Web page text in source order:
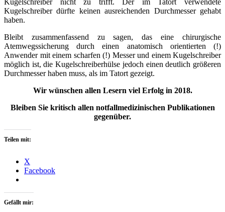
Kugelschreiber dürfte keinen ausreichenden Durchmesser gehabt
haben.
Bleibt zusammenfassend zu sagen, das eine chirurgische
Atemwegssicherung durch einen anatomisch orientierten (!)
Anwender mit einem scharfen (!) Messer und einem Kugelschreiber
möglich ist, die Kugelschreiberhülse jedoch einen deutlich größeren
Durchmesser haben muss, als im Tatort gezeigt.
Wir wünschen allen Lesern viel Erfolg in 2018.
Bleiben Sie kritisch allen notfallmedizinischen Publikationen
gegenüber.
Teilen mit:
X
Facebook
Gefällt mir: